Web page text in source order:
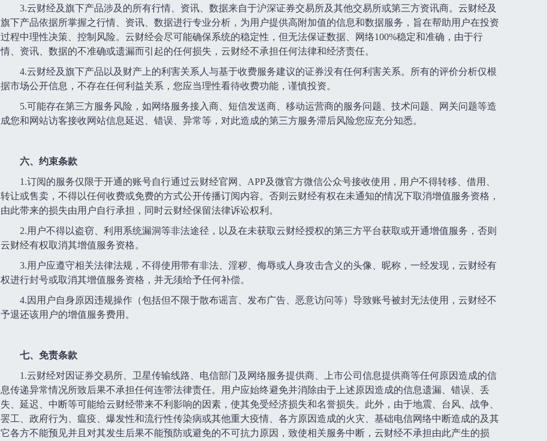
3.云财经及旗下产品涉及的所有行情、资讯、数据来自于沪深证券交易所及其他交易所或第三方资讯商。云财经及
旗下产品依据所掌握之行情、资讯、数据进行专业分析，为用户提供高附加值的信息和数据服务，旨在帮助用户在投资
过程中理性决策、控制风险。云财经会尽可能确保系统的稳定性，但无法保证数据、网络100%稳定和准确，由于行
情、资讯、数据的不准确或遗漏而引起的任何损失，云财经不承担任何法律和经济责任。
4.云财经及旗下产品以及财产上的利害关系人与基于收费服务建议的证券没有任何利害关系。所有的评价分析仅根
据市场公开信息，不存在任何利益关系，您应当理性看待收费功能，谨慎投资。
5.可能存在第三方服务风险，如网络服务接入商、短信发送商、移动运营商的服务问题、技术问题、网关问题等造
成您和网站访客接收网站信息延迟、错误、异常等，对此造成的第三方服务滞后风险您应充分知悉。
六、约束条款
1.订阅的服务仅限于开通的账号自行通过云财经官网、APP及微官方微信公众号接收使用，用户不得转移、借用、
转让或售卖，不得以任何收费或免费的方式公开传播订阅内容。否则云财经有权在未通知的情况下取消增值服务资格，
由此带来的损失由用户自行承担，同时云财经保留法律诉讼权利。
2.用户不得以盗窃、利用系统漏洞等非法途径，以及在未获取云财经授权的第三方平台获取或开通增值服务，否则
云财经有权取消其增值服务资格。
3.用户应遵守相关法律法规，不得使用带有非法、淫秽、侮辱或人身攻击含义的头像、昵称，一经发现，云财经有
权进行封号或取消其增值服务资格，并无须给予任何补偿。
4.因用户自身原因违规操作（包括但不限于散布谣言、发布广告、恶意访问等）导致账号被封无法使用，云财经不
予退还该用户的增值服务费用。
七、免责条款
1.云财经对因证券交易所、卫星传输线路、电信部门及网络服务提供商、上市公司信息提供商等任何原因造成的信
息传递异常情况所致后果不承担任何连带法律责任。用户应始终避免并消除由于上述原因造成的信息遗漏、错误、丢
失、延迟、中断等可能给云财经带来不利影响的因素，使其免受经济损失和名誉损失。此外，由于地震、台风、战争、
罢工、政府行为、瘟疫、爆发性和流行性传染病或其他重大疫情、各方原因造成的火灾、基础电信网络中断造成的及其
它各方不能预见并且对其发生后果不能预防或避免的不可抗力原因，致使相关服务中断，云财经不承担由此产生的损